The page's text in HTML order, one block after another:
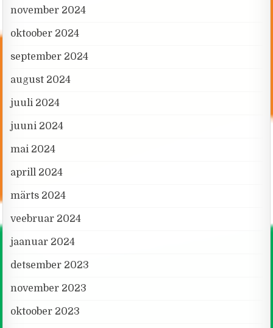
november 2024
oktoober 2024
september 2024
august 2024
juuli 2024
juuni 2024
mai 2024
aprill 2024
märts 2024
veebruar 2024
jaanuar 2024
detsember 2023
november 2023
oktoober 2023